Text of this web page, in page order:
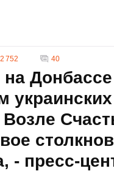
752 40
на
украинских
- пресс-